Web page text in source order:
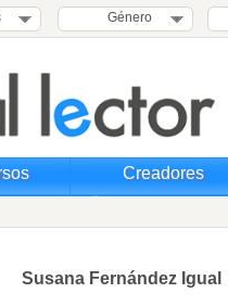
Género
Creadores
Susana Fernández Igual